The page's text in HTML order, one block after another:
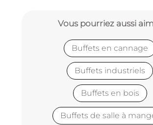
Vous pourriez aussi
Buffets en cannage
Buffets industriels
Buffets en bois
Buffets de salle à